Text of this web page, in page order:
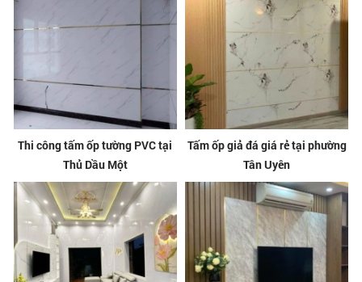
Thi công tấm ốp tường PVC tại
Thủ Dầu Một
Tấm ốp giả đá giá rẻ tại phường
Tân Uyên